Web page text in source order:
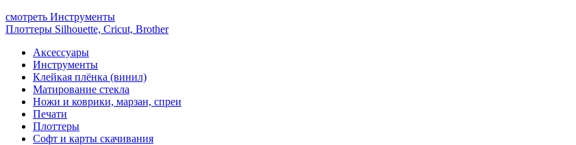
смотреть Инструменты
Плоттеры Silhouette, Cricut, Brother
Аксессуары
Инструменты
Клейкая плёнка (винил)
Матирование стекла
Ножи и коврики, марзан, спреи
Печати
Плоттеры
Софт и карты скачивания